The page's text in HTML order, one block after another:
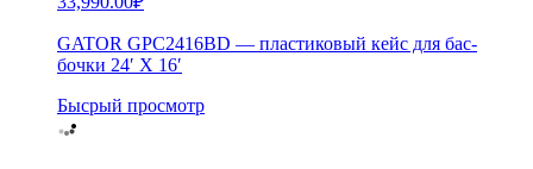
GATOR GPC2416BD — пластиковый кейс для бас-
бочки 24′ X 16′
Бысрый просмотр